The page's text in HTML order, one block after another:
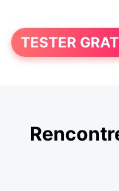
TESTER